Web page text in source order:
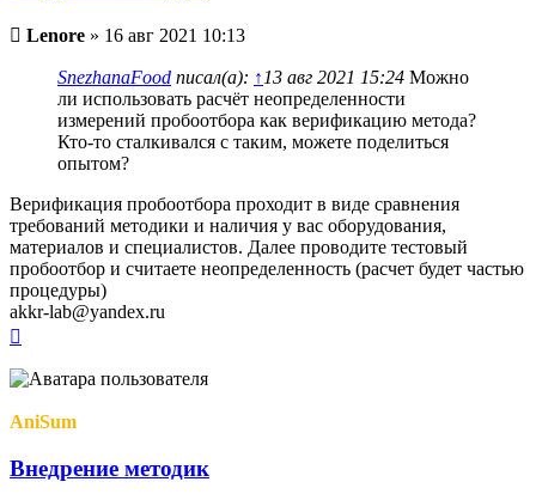
Непрочитанное
Lenore » 16 авг 2021 10:13
SnezhanaFood писал(а): ↑ 13 авг 2021 15:24 Можно
ли использовать расчёт неопределенности
измерений пробоотбора как верификацию метода?
Кто-то сталкивался с таким, можете поделиться
опытом?
Верификация пробоотбора проходит в виде сравнения
требований методики и наличия у вас оборудования,
материалов и специалистов. Далее проводите тестовый
пробоотбор и считаете неопределенность (расчет будет частью
процедуры)
akkr-lab@yandex.ru
началу
AniSum
Внедрение методик